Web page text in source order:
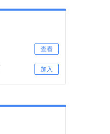
查看
加入